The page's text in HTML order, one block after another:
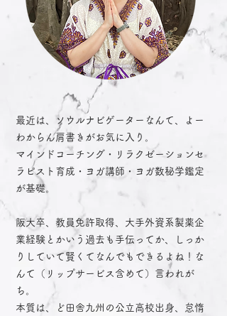
最近は、ソウルナビゲーターなんて、よー
わからん肩書きがお気に入り。
マインドコーチング・リラクゼーションセ
ラピスト育成・ヨガ講師・ヨガ数秘学鑑定
が基礎。
阪大卒、教員免許取得、大手外資系製薬企
業経験とかいう過去も手伝ってか、しっか
りしていて賢くてなんでもできるよね！な
んて（リップサービス含めて）言われが
ち。
本質は、ど田舎九州の公立高校出身、怠惰